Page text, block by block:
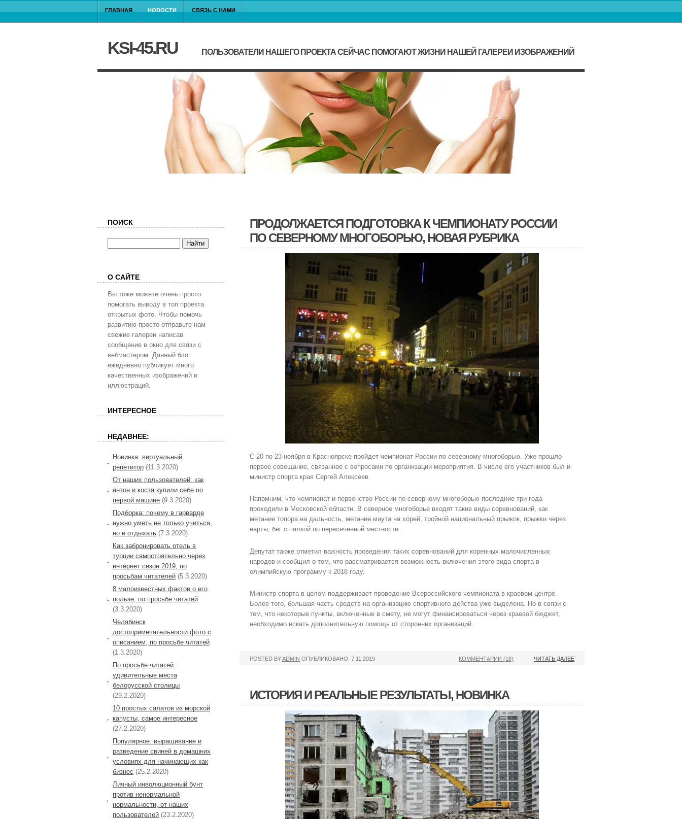
ГЛАВНАЯ НОВОСТИ СВЯЗЬ С НАМИ
KSI-45.RU ПОЛЬЗОВАТЕЛИ НАШЕГО ПРОЕКТА СЕЙЧАС ПОМОГАЮТ ЖИЗНИ НАШЕЙ ГАЛЕРЕИ ИЗОБРАЖЕНИЙ
ПРОДОЛЖАЕТСЯ ПОДГОТОВКА К ЧЕМПИОНАТУ РОССИИ
ПО СЕВЕРНОМУ МНОГОБОРЬЮ, НОВАЯ РУБРИКА
С 20 по 23 ноября в Красноярске пройдет чемпионат России по северному многоборью. Уже прошло
первое совещание, связанное с вопросами по организации мероприятия. В числе его участников был и
министр спорта края Сергей Алексеев.
Напомним, что чемпионат и первенство России по северному многоборью последние три года
проходили в Московской области. В северное многоборье входят такие виды соревнований, как
метание топора на дальность, метание маута на хорей, тройной национальный прыжок, прыжки через
нарты, бег с палкой по пересеченной местности.
Депутат также отметил важность проведения таких соревнований для коренных малочисленных
народов и сообщил о том, что рассматривается возможность включения этого вида спорта в
олимпийскую программу к 2018 году.
Министр спорта в целом поддерживает проведение Всероссийского чемпионата в краевом центре.
Более того, большая часть средств на организацию спортивного действа уже выделена. Но в связи с
тем, что некоторые пункты, включенные в смету, не могут финансироваться через краевой бюджет,
необходимо искать дополнительную помощь от сторонних организаций.
POSTED BYADMIN ОПУБЛИКОВАНО: 7.11.2019 ЧИТАТЬ ДАЛЕЕ
КОММЕНТАРИИ (18)
ИСТОРИЯ И РЕАЛЬНЫЕ РЕЗУЛЬТАТЫ, НОВИНКА
ПОИСК
О САЙТЕ
Вы тоже можете очень просто
помогать выводу в топ проекта
открытых фото. Чтобы помочь
развитию просто отправьте нам
свежие галереи написав
сообщение в окно для связи с
вебмастером. Данный блог
ежедневно публикует много
качественных изображений и
иллюстраций.
ИНТЕРЕСНОЕ
НЕДАВНЕЕ:
Новинка: виртуальный
репетитор (11.3.2020)
От наших пользователей: как
антон и костя купили себе по
первой машине (9.3.2020)
Подборка: почему в гарварде
нужно уметь не только учиться,
но и отдыхать (7.3.2020)
Как забронировать отель в
турции самостоятельно через
интернет сезон 2019, по
просьбам читателей (5.3.2020)
8 малоизвестных фактов о его
пользе, по просьбе читатей
(3.3.2020)
Челябинск
достопримечательности фото с
описанием, по просьбе читатей
(1.3.2020)
По просьбе читатей:
удивительные места
белорусской столицы
(29.2.2020)
10 простых салатов из морской
капусты, самое интересное
(27.2.2020)
Популярное: выращивание и
разведение свиней в домашних
условиях для начинающих как
бизнес (25.2.2020)
Личный инволюционный бунт
против ненормальной
нормальности, от наших
пользователей (23.2.2020)